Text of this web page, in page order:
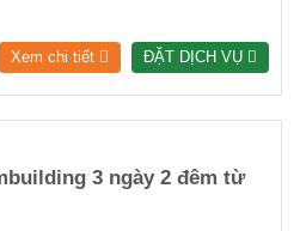
Xem chi tiết ĐẶT DỊCH VỤ
3 ngày 2 đêm từ